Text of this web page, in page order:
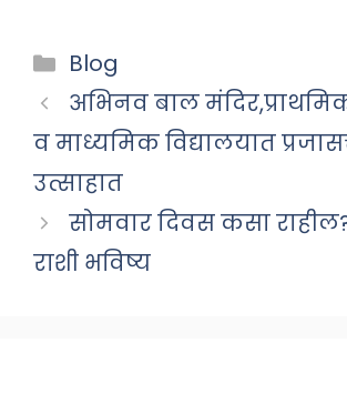
Categories
Blog
अभिनव बाल मंदिर,प्राथमिक
व माध्यमिक विद्यालयात
उत्साहात
सोमवार दिवस कसा
राशी भविष्य